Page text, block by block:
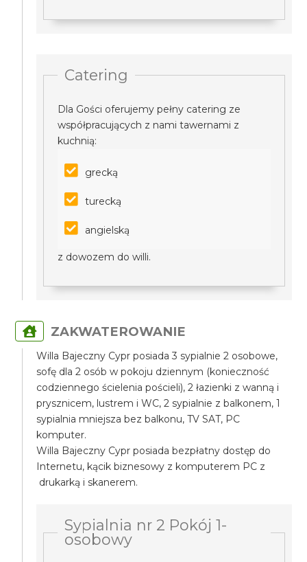
Catering
Dla Gości oferujemy pełny catering ze
współpracujących z nami tawernami z
kuchnią:
grecką
turecką
angielską
z dowozem do willi.
ZAKWATEROWANIE
Willa Bajeczny Cypr posiada 3 sypialnie 2 osobowe,
sofę dla 2 osób w pokoju dziennym (konieczność
codziennego ścielenia pościeli), 2 łazienki z wanną i
prysznicem, lustrem i WC, 2 sypialnie z balkonem, 1
sypialnia mniejsza bez balkonu, TV SAT, PC
komputer.
Willa Bajeczny Cypr posiada bezpłatny dostęp do
Internetu, kącik biznesowy z komputerem PC z
drukarką i skanerem.
Sypialnia nr 2 Pokój 1-
osobowy